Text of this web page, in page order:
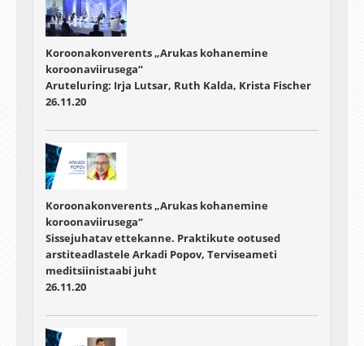
Koroonakonverents „Arukas kohanemine
koroonaviirusega“
Aruteluring: Irja Lutsar, Ruth Kalda, Krista Fischer
26.11.20
Koroonakonverents „Arukas kohanemine
koroonaviirusega“
Sissejuhatav ettekanne. Praktikute ootused
arstiteadlastele Arkadi Popov, Terviseameti
meditsiinistaabi juht
26.11.20